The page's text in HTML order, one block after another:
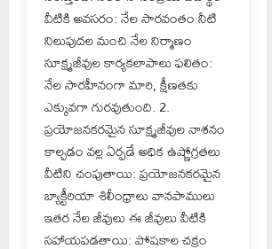
వీటికి అవసరం: నేల సారవంతం నీటి
నిలుపుదల మంచి నేల నిర్మాణం
సూక్ష్మజీవుల కార్యకలాపాలు ఫలితం:
నేల సారహీనంగా మారి, క్షీణతకు
ఎక్కువగా గురవుతుంది. 2.
ప్రయోజనకరమైన సూక్ష్మజీవుల నాశనం
కాల్చడం వల్ల ఏర్పడే అధిక ఉష్ణోగ్రతలు
వీటిని చంపుతాయి: ప్రయోజనకరమైన
బ్యాక్టీరియా శిలీంధ్రాలు వానపాములు
ఇతర నేల జీవులు ఈ జీవులు వీటికి
సహాయపడతాయి: పోషకాల చక్రం